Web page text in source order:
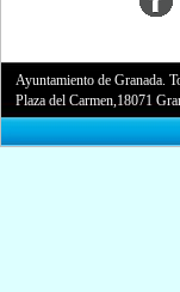
Ayuntamiento de Granada.
Plaza del Carmen,18071